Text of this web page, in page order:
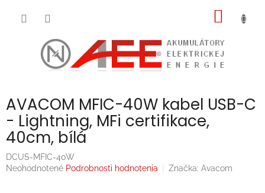
AVACOM MFIC-40W kabel USB-C
- Lightning, MFi certifikace,
40cm, bílá
DCUS-MFIC-40W
Priemerné
Neohodnotené Podrobnosti hodnotenia Značka: Avacom